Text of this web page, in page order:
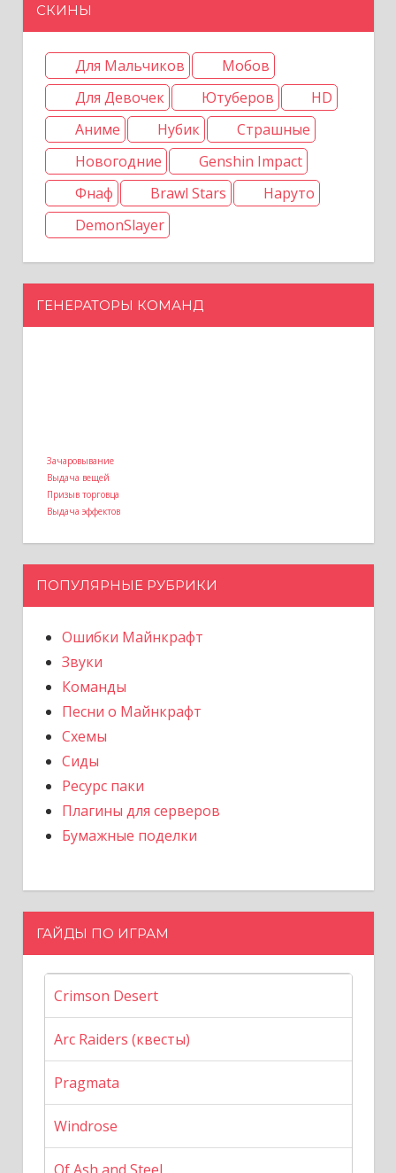
СКИНЫ
Для Мальчиков
Мобов
Для Девочек
Ютуберов
HD
Аниме
Нубик
Страшные
Новогодние
Genshin Impact
Фнаф
Brawl Stars
Наруто
DemonSlayer
ГЕНЕРАТОРЫ КОМАНД
Зачаровывание
Выдача вещей
Призыв торговца
Выдача эффектов
ПОПУЛЯРНЫЕ РУБРИКИ
Ошибки Майнкрафт
Звуки
Команды
Песни о Майнкрафт
Схемы
Сиды
Ресурс паки
Плагины для серверов
Бумажные поделки
ГАЙДЫ ПО ИГРАМ
Crimson Desert
Arc Raiders (квесты)
Pragmata
Windrose